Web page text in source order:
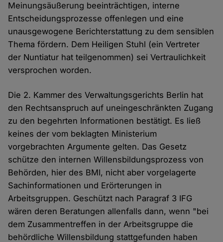
Meinungsäußerung beeinträchtigen, interne
Entscheidungsprozesse offenlegen und eine
unausgewogene Berichterstattung zu dem sensiblen
Thema fördern. Dem Heiligen Stuhl (ein Vertreter
der Nuntiatur hat teilgenommen) sei Vertraulichkeit
versprochen worden.
Die 2. Kammer des Verwaltungsgerichts Berlin hat
den Rechtsanspruch auf uneingeschränkten Zugang
zu den begehrten Informationen bestätigt. Es ließ
keines der vom beklagten Ministerium
vorgebrachten Argumente gelten. Das Gesetz
schütze den internen Willensbildungsprozess von
Behörden, hier des BMI, nicht aber vorgelagerte
Sachinformationen und Erörterungen in
Arbeitsgruppen. Geschützt nach Paragraf 3 IFG
wären deren Beratungen allenfalls dann, wenn "bei
dem Zusammentreffen in der Arbeitsgruppe die
behördliche Willensbildung stattgefunden haben